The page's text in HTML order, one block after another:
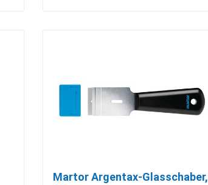
Martor Argentax-Glasschaber,